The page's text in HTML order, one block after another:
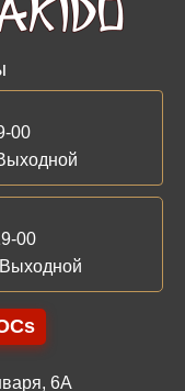
00
00
6А